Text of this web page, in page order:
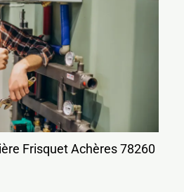
Frisquet Achères 78260